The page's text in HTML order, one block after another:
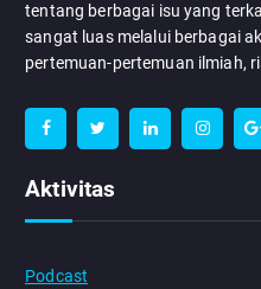
tentang berbagai isu yang
sangat luas melalui berbagai
pertemuan-pertemuan ilmiah,
Aktivitas
Podcast